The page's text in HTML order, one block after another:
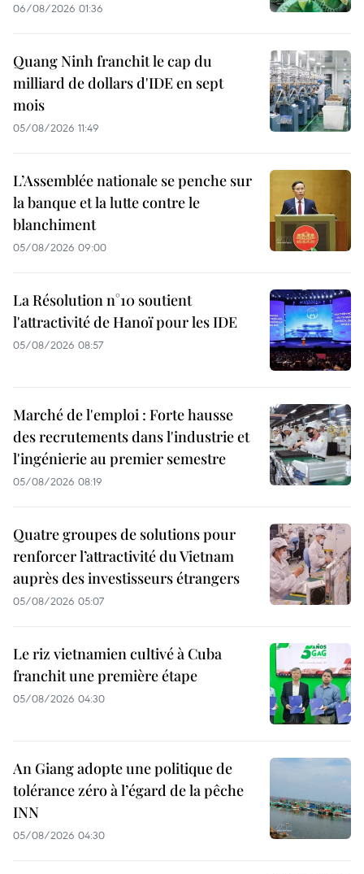
06/08/2026 01:36
Quang Ninh franchit le cap du
milliard de dollars d'IDE en sept
mois
05/08/2026 11:49
L’Assemblée nationale se penche sur
la banque et la lutte contre le
blanchiment
05/08/2026 09:00
La Résolution n°10 soutient
l'attractivité de Hanoï pour les IDE
05/08/2026 08:57
Marché de l'emploi : Forte hausse
des recrutements dans l'industrie et
l'ingénierie au premier semestre
05/08/2026 08:19
Quatre groupes de solutions pour
renforcer l’attractivité du Vietnam
auprès des investisseurs étrangers
05/08/2026 05:07
Le riz vietnamien cultivé à Cuba
franchit une première étape
05/08/2026 04:30
An Giang adopte une politique de
tolérance zéro à l’égard de la pêche
INN
05/08/2026 04:30